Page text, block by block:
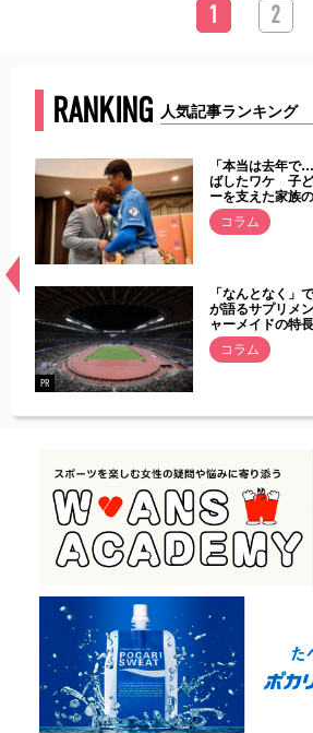
1 2
RANKING 人気記事ランキング
常
「本当は去年で
ばしたワケ 子
ーを支えた家族
コラム
PR
「なんとなく
が語るサプリメ
ャーメイドの特長
コラム